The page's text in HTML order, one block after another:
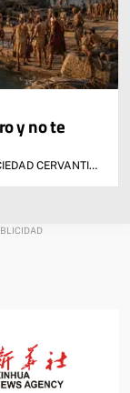
y no te
CONSTANTINO LÓPEZ SÁNCHEZ-TINAJERO. SOCIEDAD CERVANTINA DE ALCÁZAR DE SAN JUAN